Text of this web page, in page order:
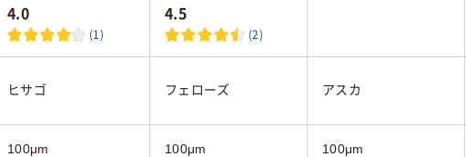
4.0
(1)
4.5
(2)
ヒサゴ フェローズ アスカ
100μm 100μm 100μm